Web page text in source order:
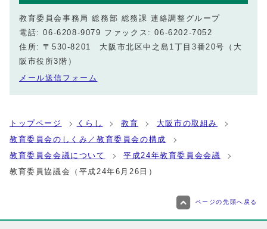
教育委員会事務局 総務部 総務課 連絡調整グループ
電話: 06-6208-9079 ファックス: 06-6202-7052
住所: 〒530-8201 大阪市北区中之島1丁目3番20号（大
阪市役所3階）
メール送信フォーム
トップページ くらし 教育
大阪市の取組み
教育委員会のしくみ／教育委員会の構成
教育委員会会議について
平成24年教育委員会会議
教育委員協議会（平成24年6月26日）
ページの先頭へ戻る